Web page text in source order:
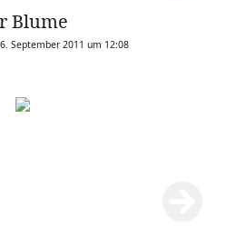
Blume
September 2011 um 12:08